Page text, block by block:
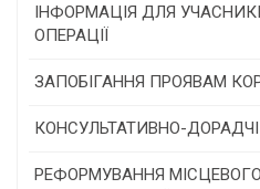
Конкурс проектів та
самоврядування
Конкурс інститутів
Програми/конкурси МТД
ІНФОРМАЦІЯ ДЛЯ
ОПЕРАЦІЇ
ЗАПОБІГАННЯ ПРОЯВАМ
КОНСУЛЬТАТИВНО-
Консультативна рада
РЕФОРМУВАННЯ